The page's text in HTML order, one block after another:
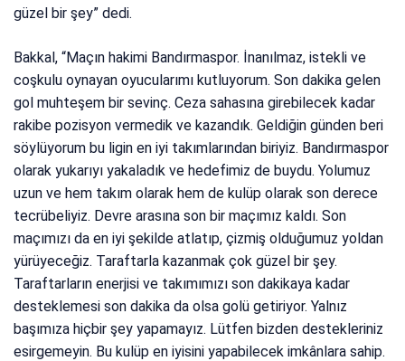
güzel bir şey” dedi.
Bakkal, “Maçın hakimi Bandırmaspor. İnanılmaz, istekli ve
coşkulu oynayan oyucularımı kutluyorum. Son dakika gelen
gol muhteşem bir sevinç. Ceza sahasına girebilecek kadar
rakibe pozisyon vermedik ve kazandık. Geldiğin günden beri
söylüyorum bu ligin en iyi takımlarından biriyiz. Bandırmaspor
olarak yukarıyı yakaladık ve hedefimiz de buydu. Yolumuz
uzun ve hem takım olarak hem de kulüp olarak son derece
tecrübeliyiz. Devre arasına son bir maçımız kaldı. Son
maçımızı da en iyi şekilde atlatıp, çizmiş olduğumuz yoldan
yürüyeceğiz. Taraftarla kazanmak çok güzel bir şey.
Taraftarların enerjisi ve takımımızı son dakikaya kadar
desteklemesi son dakika da olsa golü getiriyor. Yalnız
başımıza hiçbir şey yapamayız. Lütfen bizden destekleriniz
esirgemeyin. Bu kulüp en iyisini yapabilecek imkânlara sahip.